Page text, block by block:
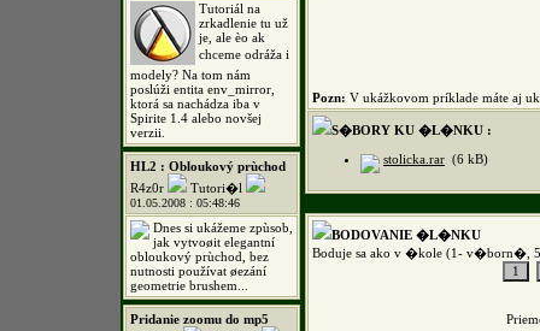
Tutoriál na
zrkadlenie tu už
je, ale èo ak
chceme odráža i
modely? Na tom nám
poslúži entita env_mirror,
ktorá sa nachádza iba v
Spirite 1.4 alebo novšej
verzii.
HL2 : Obloukový prùchod
R4z0r
Tutori�l
01.05.2008 : 05:48:46
Dnes si ukážeme zpùsob,
jak vytvoøit elegantní
obloukový prùchod, bez
nutnosti používat øezání
geometrie brushem...
Pridanie zoomu do mp5
Pozn: V ukážkovom príklade máte aj
S�BORY KU �L�NKU :
stolicka.rar (6 kB)
BODOVANIE �L�NKU
Boduje sa ako v �kole (1- v�born�,